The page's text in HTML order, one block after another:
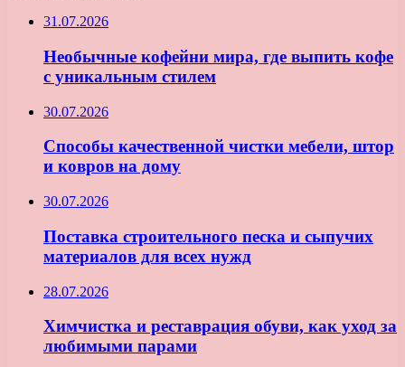
31.07.2026
Необычные кофейни мира, где выпить кофе
с уникальным стилем
30.07.2026
Способы качественной чистки мебели, штор
и ковров на дому
30.07.2026
Поставка строительного песка и сыпучих
материалов для всех нужд
28.07.2026
Химчистка и реставрация обуви, как уход за
любимыми парами